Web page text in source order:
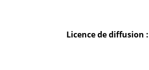
Licence de diffusion :